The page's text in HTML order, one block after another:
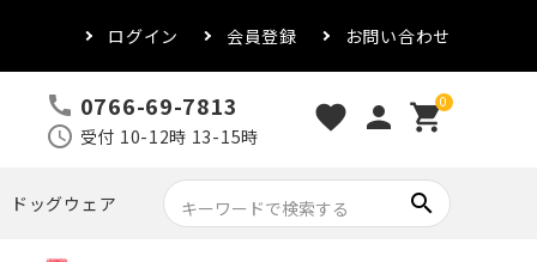
ログイン 会員登録 お問い合わせ
call 0766-69-7813
schedule 受付 10-12時 13-15時
favorite person 0
shopping_cart
ドッグウェア search